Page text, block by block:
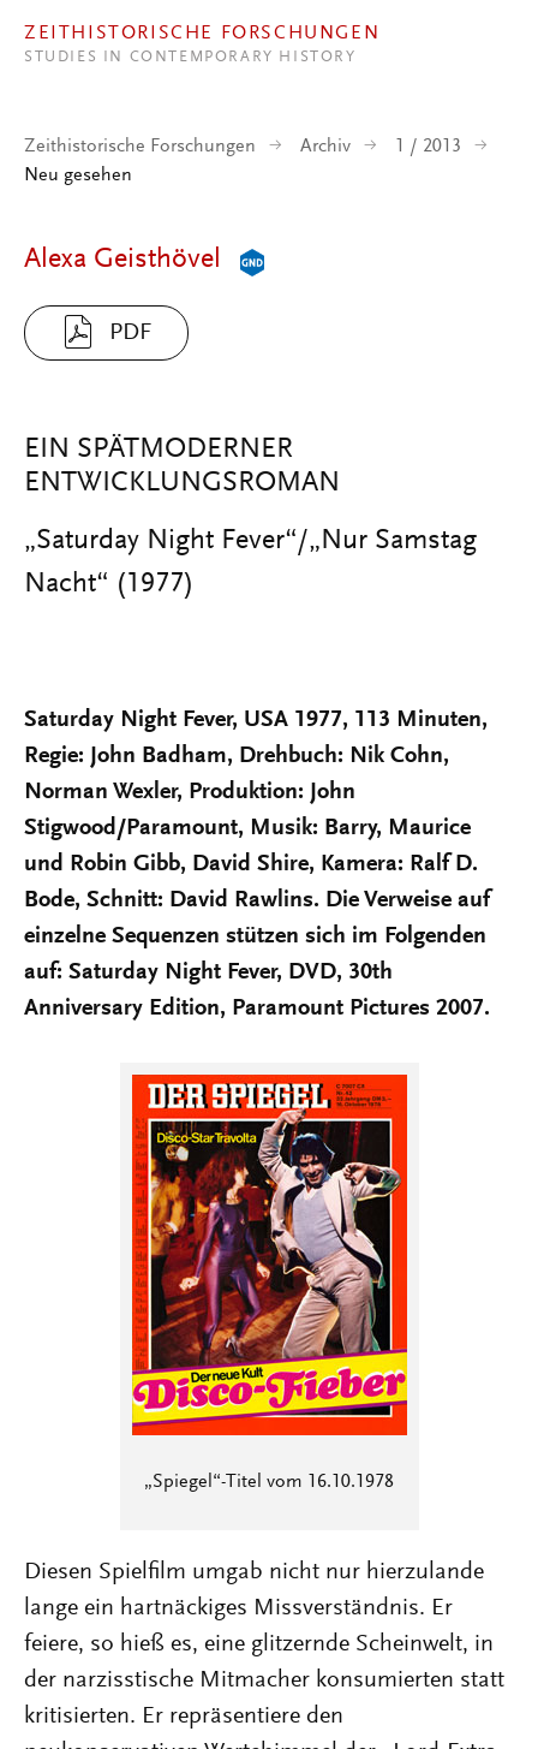
ZEITHISTORISCHE FORSCHUNGEN
STUDIES IN CONTEMPORARY HISTORY
Zeithistorische Forschungen Archiv
1 / 2013
Neu gesehen
Alexa Geisthövel
PDF
EIN SPÄTMODERNER
ENTWICKLUNGSROMAN
„Saturday Night Fever“/„Nur Samstag
Nacht“ (1977)
Saturday Night Fever, USA 1977, 113 Minuten,
Regie: John Badham, Drehbuch: Nik Cohn,
Norman Wexler, Produktion: John
Stigwood/Paramount, Musik: Barry, Maurice
und Robin Gibb, David Shire, Kamera: Ralf D.
Bode, Schnitt: David Rawlins. Die Verweise auf
einzelne Sequenzen stützen sich im Folgenden
auf: Saturday Night Fever, DVD, 30th
Anniversary Edition, Paramount Pictures 2007.
„Spiegel“-Titel vom 16.10.1978
Diesen Spielfilm umgab nicht nur hierzulande
lange ein hartnäckiges Missverständnis. Er
feiere, so hieß es, eine glitzernde Scheinwelt, in
der narzisstische Mitmacher konsumierten statt
kritisierten. Er repräsentiere den